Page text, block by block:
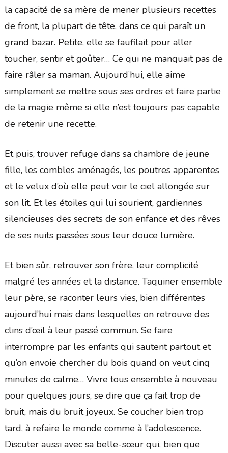
la capacité de sa mère de mener plusieurs recettes
de front, la plupart de tête, dans ce qui paraît un
grand bazar. Petite, elle se faufilait pour aller
toucher, sentir et goûter… Ce qui ne manquait pas de
faire râler sa maman. Aujourd’hui, elle aime
simplement se mettre sous ses ordres et faire partie
de la magie même si elle n’est toujours pas capable
de retenir une recette.
Et puis, trouver refuge dans sa chambre de jeune
fille, les combles aménagés, les poutres apparentes
et le velux d’où elle peut voir le ciel allongée sur
son lit. Et les étoiles qui lui sourient, gardiennes
silencieuses des secrets de son enfance et des rêves
de ses nuits passées sous leur douce lumière.
Et bien sûr, retrouver son frère, leur complicité
malgré les années et la distance. Taquiner ensemble
leur père, se raconter leurs vies, bien différentes
aujourd’hui mais dans lesquelles on retrouve des
clins d’œil à leur passé commun. Se faire
interrompre par les enfants qui sautent partout et
qu’on envoie chercher du bois quand on veut cinq
minutes de calme… Vivre tous ensemble à nouveau
pour quelques jours, se dire que ça fait trop de
bruit, mais du bruit joyeux. Se coucher bien trop
tard, à refaire le monde comme à l’adolescence.
Discuter aussi avec sa belle-sœur qui, bien que